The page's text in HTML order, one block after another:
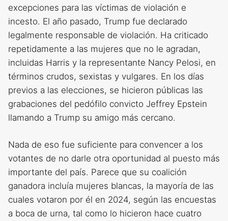
excepciones para las víctimas de violación e
incesto. El año pasado, Trump fue declarado
legalmente responsable de violación. Ha criticado
repetidamente a las mujeres que no le agradan,
incluidas Harris y la representante Nancy Pelosi, en
términos crudos, sexistas y vulgares. En los días
previos a las elecciones, se hicieron públicas las
grabaciones del pedófilo convicto Jeffrey Epstein
llamando a Trump su amigo más cercano.
Nada de eso fue suficiente para convencer a los
votantes de no darle otra oportunidad al puesto más
importante del país. Parece que su coalición
ganadora incluía mujeres blancas, la mayoría de las
cuales votaron por él en 2024, según las encuestas
a boca de urna, tal como lo hicieron hace cuatro